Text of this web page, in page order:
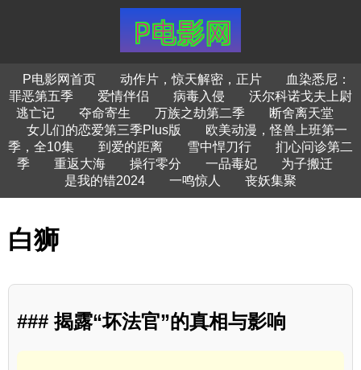
P电影网首页 动作片，惊天解密，正片
血染悉尼：
罪恶第五季
爱情伴侣 病毒入侵
沃尔科诺戈夫上尉
逃亡记
夺命寄生 万族之劫第二季
断舍离天堂
女儿们的恋爱第三季Plus版
欧美动漫，怪兽上班第一
季，全10集
到爱的距离 雪中悍刀行
扪心问诊第二
季
重返大海 操行零分 一品毒妃
为子搬迁
是我的错2024
一鸣惊人 丧妖集聚
白狮
### 揭露“坏法官”的真相与影响